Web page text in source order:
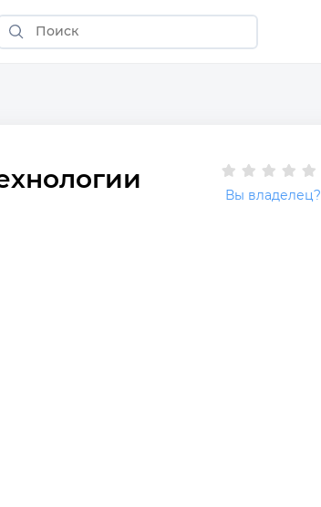
Вы владелец?